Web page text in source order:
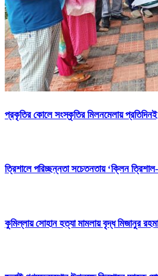
প্রকৃতির কোলে সংস্কৃতির মিলনমেলায়
ত্রিশালে পরিচ্ছন্নতা সচেতনতায় ‘ক্লিন
কুমিল্লায় সোহান হত্যা মামলায় বৃদ্ধ মিজানুর